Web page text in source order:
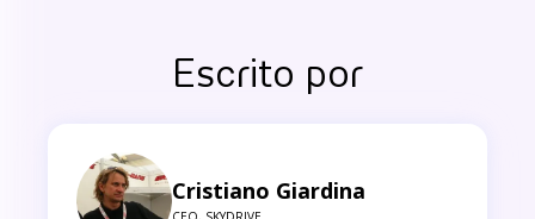
Escrito por
Cristiano Giardina